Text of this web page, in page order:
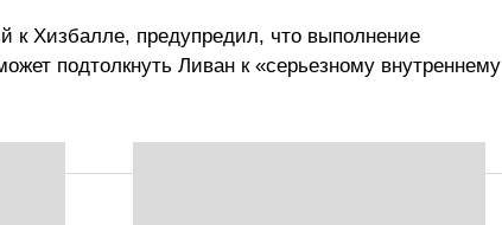
к Хизбалле, предупредил, что выполнение
подтолкнуть Ливан к «серьезному внутреннему